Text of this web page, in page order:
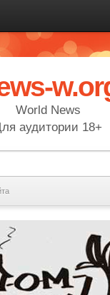
World News
аудитории 18+